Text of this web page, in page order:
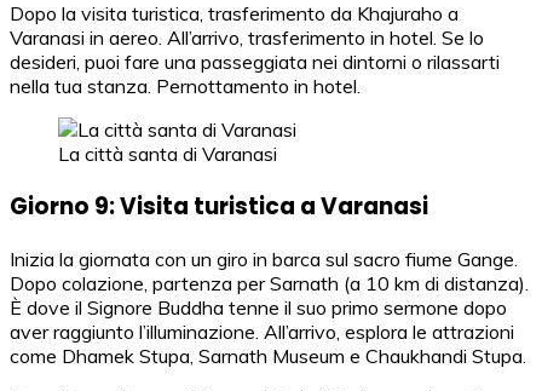
Dopo la visita turistica, trasferimento da Khajuraho a
Varanasi in aereo. All’arrivo, trasferimento in hotel. Se lo
desideri, puoi fare una passeggiata nei dintorni o rilassarti
nella tua stanza. Pernottamento in hotel.
La città santa di Varanasi
Giorno 9: Visita turistica a Varanasi
Inizia la giornata con un giro in barca sul sacro fiume Gange.
Dopo colazione, partenza per Sarnath (a 10 km di distanza).
È dove il Signore Buddha tenne il suo primo sermone dopo
aver raggiunto l’illuminazione. All’arrivo, esplora le attrazioni
come Dhamek Stupa, Sarnath Museum e Chaukhandi Stupa.